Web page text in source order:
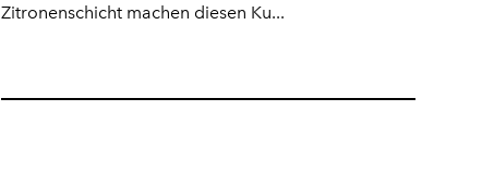
Zitronenschicht machen diesen Ku...